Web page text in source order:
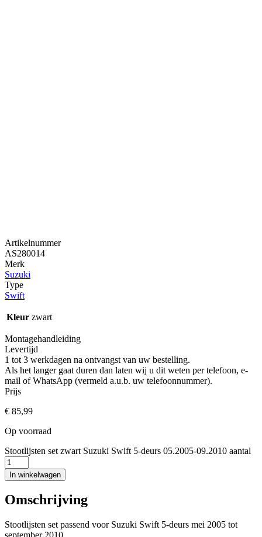
Artikelnummer
AS280014
Merk
Suzuki
Type
Swift
Kleur zwart
Montagehandleiding
Levertijd
1 tot 3 werkdagen na ontvangst van uw bestelling.
Als het langer gaat duren dan laten wij u dit weten per telefoon, e-
mail of WhatsApp (vermeld a.u.b. uw telefoonnummer).
Prijs
€ 85,99
Op voorraad
Stootlijsten set zwart Suzuki Swift 5-deurs 05.2005-09.2010 aantal
In winkelwagen
Omschrijving
Stootlijsten set passend voor Suzuki Swift 5-deurs mei 2005 tot